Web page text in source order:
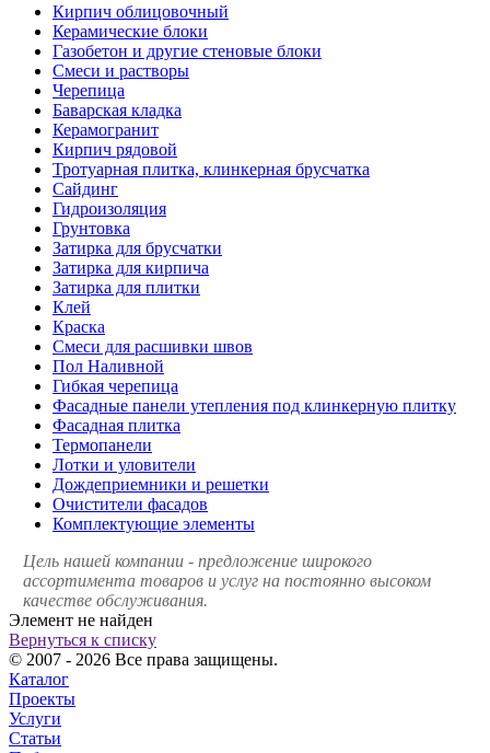
Кирпич облицовочный
Керамические блоки
Газобетон и другие стеновые блоки
Смеси и растворы
Черепица
Баварская кладка
Керамогранит
Кирпич рядовой
Тротуарная плитка, клинкерная брусчатка
Сайдинг
Гидроизоляция
Грунтовка
Затирка для брусчатки
Затирка для кирпича
Затирка для плитки
Клей
Краска
Смеси для расшивки швов
Пол Наливной
Гибкая черепица
Фасадные панели утепления под клинкерную плитку
Фасадная плитка
Термопанели
Лотки и уловители
Дождеприемники и решетки
Очистители фасадов
Комплектующие элементы
Цель нашей компании - предложение широкого
ассортимента товаров и услуг на постоянно высоком
качестве обслуживания.
Элемент не найден
Вернуться к списку
© 2007 - 2026 Все права защищены.
Каталог
Проекты
Услуги
Статьи